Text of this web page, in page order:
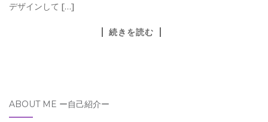
デザインして […]
続きを読む
ABOUT ME ー自己紹介ー